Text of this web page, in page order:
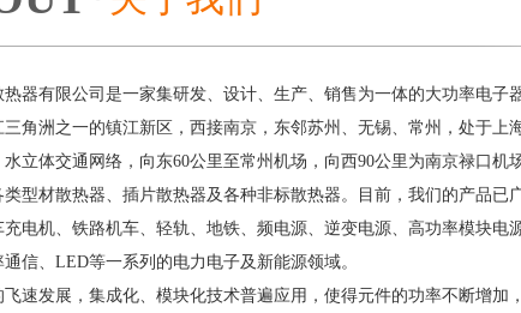
有限公司是一家集研发、设计、生产、销售为一体的大功率电子
角洲之一的镇江新区，西接南京，东邻苏州、无锡、常州，处于上
立体交通网络，向东60公里至常州机场，向西90公里为南京禄口机
材散热器、插片散热器及各种非标散热器。目前，我们的产品已广
电机、铁路机车、轻轨、地铁、频电源、逆变电源、高功率模块电
信、LED等一系列的电力电子及新能源领域。
发展，集成化、模块化技术普遍应用，使得元件的功率不断增加